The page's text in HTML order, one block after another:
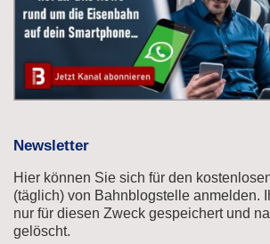
Newsletter
Hier können Sie sich für den
(täglich) von Bahnblogstelle anmelden.
nur für diesen Zweck gespeichert und
gelöscht.